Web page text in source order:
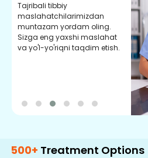
Tajribali tibbiy
maslahatchilarimizdan
muntazam yordam oling.
Sizga eng yaxshi maslahat
va yo'l-yo'riqni taqdim etish.
Treatment Options